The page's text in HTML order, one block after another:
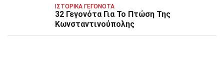
ΙΣΤΟΡΙΚΆ ΓΕΓΟΝΌΤΑ
32 Γεγονότα Για Το Πτώση Της
Κωνσταντινούπολης